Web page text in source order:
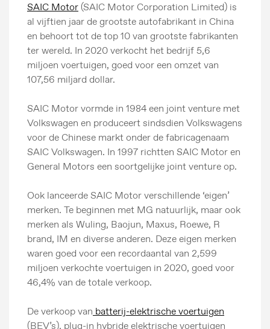
SAIC Motor(SAIC Motor Corporation Limited) is
al vijftien jaar de grootste autofabrikant in China
en behoort tot de top 10 van grootste fabrikanten
ter wereld. In 2020 verkocht het bedrijf 5,6
miljoen voertuigen, goed voor een omzet van
107,56 miljard dollar.
SAIC Motor vormde in 1984 een joint venture met
Volkswagen en produceert sindsdien Volkswagens
voor de Chinese markt onder de fabricagenaam
SAIC Volkswagen. In 1997 richtten SAIC Motor en
General Motors een soortgelijke joint venture op.
Ook lanceerde SAIC Motor verschillende ‘eigen’
merken. Te beginnen met MG natuurlijk, maar ook
merken als Wuling, Baojun, Maxus, Roewe, R
brand, IM en diverse anderen. Deze eigen merken
waren goed voor een recordaantal van 2,599
miljoen verkochte voertuigen in 2020, goed voor
46,4% van de totale verkoop.
De verkoop van batterij-elektrische voertuigen
(BEV’s), plug-in hybride elektrische voertuigen